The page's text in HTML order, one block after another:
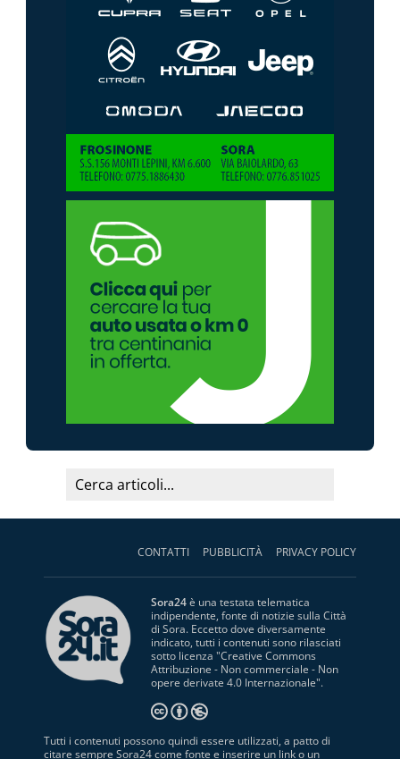
CONTATTI PUBBLICITÀ PRIVACY POLICY
Sora24è una testata telematica
indipendente, fonte di notizie sulla Città
di Sora. Eccetto dove diversamente
indicato, tutti i contenuti sono rilasciati
sotto licenza "Creative Commons
Attribuzione - Non commerciale - Non
opere derivate 4.0 Internazionale".
Tutti i contenuti possono quindi essere utilizzati, a patto di
citare sempre Sora24 come fonte e inserire un link o un